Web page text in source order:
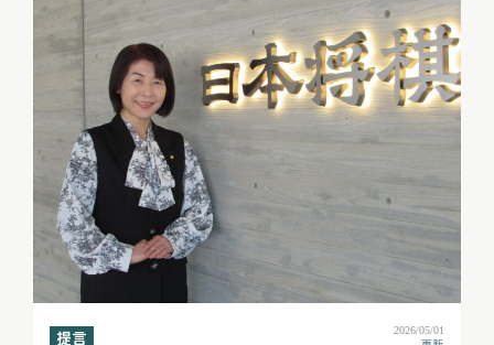
提言
2026/05/01